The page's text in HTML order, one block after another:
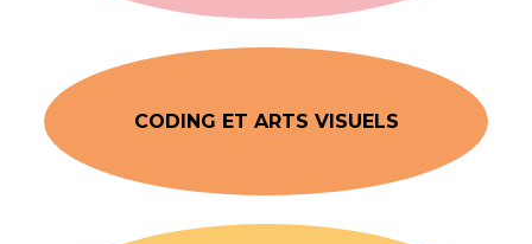
CODING ET ARTS VISUELS